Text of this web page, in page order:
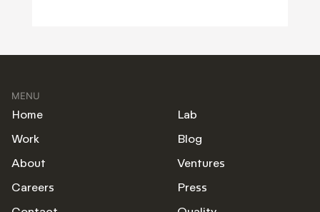
MENU
Home
Work
About
Careers
Lab
Blog
Ventures
Press